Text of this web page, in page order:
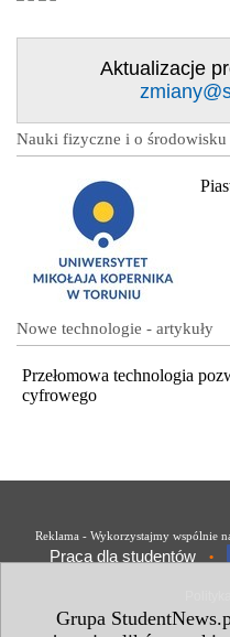
Grupa
Aktualizacje
Nauki fizyczne i o środowisku
Nowe technologie - artykuły
Przełomowa technologia
cyfrowego
Reklama - Wykorzystajmy wspólnie
Praca dla studentów •